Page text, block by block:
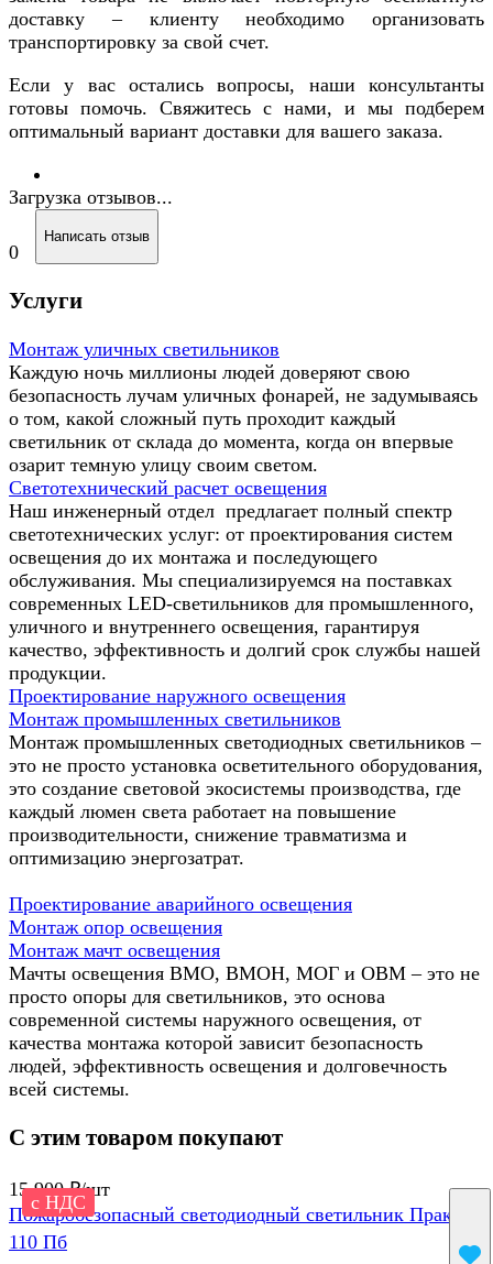
доставку – клиенту необходимо организовать
транспортировку за свой счет.
Если у вас остались вопросы, наши консультанты
готовы помочь. Свяжитесь с нами, и мы подберем
оптимальный вариант доставки для вашего заказа.
Загрузка отзывов...
0
Написать отзыв
Услуги
Монтаж уличных светильников
Каждую ночь миллионы людей доверяют свою
безопасность лучам уличных фонарей, не задумываясь
о том, какой сложный путь проходит каждый
светильник от склада до момента, когда он впервые
озарит темную улицу своим светом.
Светотехнический расчет освещения
Наш инженерный отдел предлагает полный спектр
светотехнических услуг: от проектирования систем
освещения до их монтажа и последующего
обслуживания. Мы специализируемся на поставках
современных LED-светильников для промышленного,
уличного и внутреннего освещения, гарантируя
качество, эффективность и долгий срок службы нашей
продукции.
Проектирование наружного освещения
Монтаж промышленных светильников
Монтаж промышленных светодиодных светильников –
это не просто установка осветительного оборудования,
это создание световой экосистемы производства, где
каждый люмен света работает на повышение
производительности, снижение травматизма и
оптимизацию энергозатрат.
Проектирование аварийного освещения
Монтаж опор освещения
Монтаж мачт освещения
Мачты освещения ВМО, ВМОН, МОГ и ОВМ – это не
просто опоры для светильников, это основа
современной системы наружного освещения, от
качества монтажа которой зависит безопасность
людей, эффективность освещения и долговечность
всей системы.
С этим товаром покупают
с НДС
15 900 ₽/шт
Пожаробезопасный светодиодный светильник Практик
110 Пб